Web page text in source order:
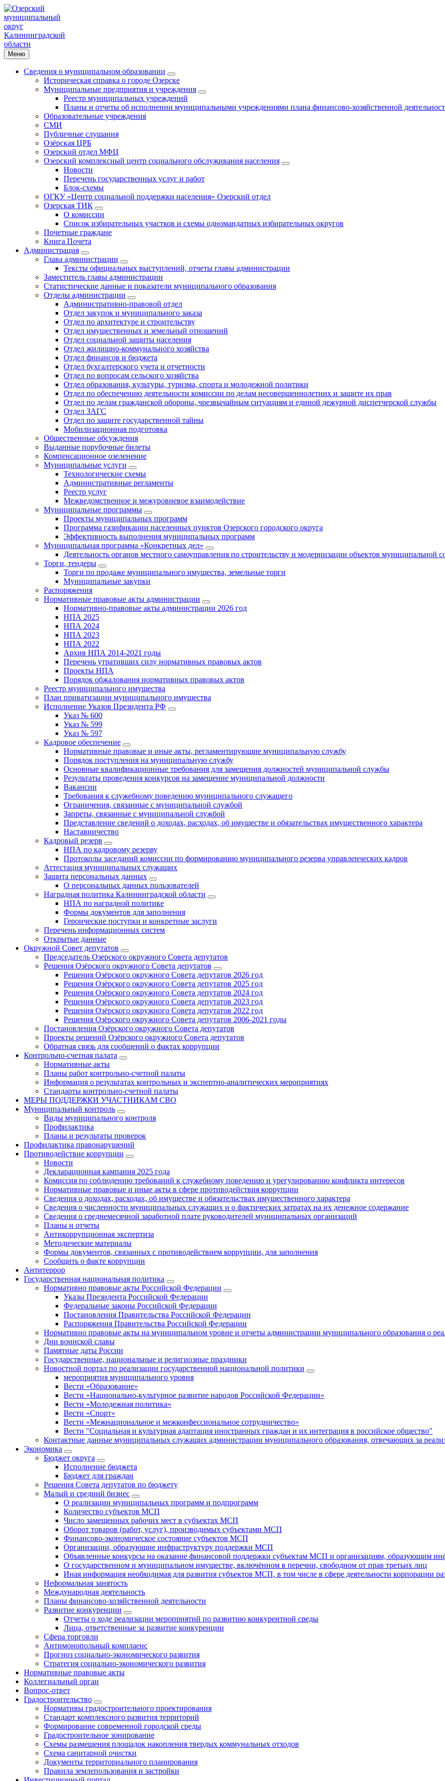
Меню
Сведения о муниципальном образовании
Историческая справка о городе Озерске
Муниципальные предприятия и учреждения
Реестр муниципальных учреждений
Планы и отчеты об исполнении муниципальными учреждениями плана финансово-хозяйственной
Образовательные учреждения
СМИ
Публичные слушания
Озёрская ЦРБ
Озерский отдел МФЦ
Озерский комплексный центр социального обслуживания населения
Новости
Перечень государственных услуг и работ
Блок-схемы
ОГКУ «Центр социальной поддержки населения» Озерский отдел
Озерская ТИК
О комиссии
Список избирательных участков и схемы одномандатных избирательных округов
Почетные граждане
Книга Почета
Администрация
Глава администрации
Тексты официальных выступлений, отчеты главы администрации
Заместитель главы администрации
Статистические данные и показатели муниципального образования
Отделы администрации
Административно-правовой отдел
Отдел закупок и муниципального заказа
Отдел по архитектуре и строительству
Отдел имущественных и земельный отношений
Отдел социальной защиты населения
Отдел жилищно-коммунального хозяйства
Отдел финансов и бюджета
Отдел бухгалтерского учета и отчетности
Отдел по вопросам сельского хозяйства
Отдел образования, культуры, туризма, спорта и молодежной политики
Отдел по обеспечению деятельности комиссии по делам несовершеннолетних и защите их прав
Отдел по делам гражданской обороны, чрезвычайным ситуациям и единой дежурной диспетчерской службы
Отдел ЗАГС
Отдел по защите государственной тайны
Мобилизационная подготовка
Общественные обсуждения
Выданные порубочные билеты
Компенсационное озеленение
Муниципальные услуги
Технологические схемы
Административные регламенты
Реестр услуг
Межведомственное и межуровневое взаимодействие
Муниципальные программы
Проекты муниципальных программ
Программа газификации населенных пунктов Озерского городского округа
Эффективность выполнения муниципальных программ
Муниципальная программа «Конкретных дел»
Деятельность органов местного самоуправления по строительству и модернизации объектов муниципальной
Торги, тендеры
Торги по продаже муниципального имущества, земельные торги
Муниципальные закупки
Распоряжения
Нормативные правовые акты администрации
Нормативно-правовые акты администрации 2026 год
НПА 2025
НПА 2024
НПА 2023
НПА 2022
Архив НПА 2014-2021 годы
Перечень утративших силу нормативных правовых актов
Проекты НПА
Порядок обжалования нормативных правовых актов
Реестр муниципального имущества
План приватизации муниципального имущества
Исполнение Указов Президента РФ
Указ № 600
Указ № 599
Указ № 597
Кадровое обеспечение
Нормативные правовые и иные акты, регламентирующие муниципальную службу
Порядок поступления на муниципальную службу
Основные квалификационные требования для замещения должностей муниципальной службы
Результаты проведения конкурсов на замещение муниципальной должности
Вакансии
Требования к служебному поведению муниципального служащего
Ограничения, связанные с муниципальной службой
Запреты, связанные с муниципальной службой
Представление сведений о доходах, расходах, об имуществе и обязательствах имущественного характера
Наставничество
Кадровый резерв
НПА по кадровому резерву
Протоколы заседаний комиссии по формированию муниципального резерва управленческих кадров
Аттестация муниципальных служащих
Защита персональных данных
О персональных данных пользователей
Наградная политика Калининградской области
НПА по наградной политике
Формы документов для заполнения
Героические поступки и конкретные заслуги
Перечень информационных систем
Открытые данные
Окружной Совет депутатов
Председатель Озерского окружного Совета депутатов
Решения Озёрского окружного Совета депутатов
Решения Озёрского окружного Совета депутатов 2026 год
Решения Озёрского окружного Совета депутатов 2025 год
Решения Озёрского окружного Совета депутатов 2024 год
Решения Озёрского окружного Совета депутатов 2023 год
Решения Озёрского окружного Совета депутатов 2022 год
Решения Озёрского окружного Совета депутатов 2006-2021 годы
Постановления Озёрского окружного Совета депутатов
Проекты решений Озёрского окружного Совета депутатов
Обратная связь для сообщений о фактах коррупции
Контрольно-счетная палата
Нормативные акты
Планы работ контрольно-счетной палаты
Информация о результатах контрольных и экспертно-аналитических мероприятиях
Стандарты контрольно-счетной палаты
МЕРЫ ПОДДЕРЖКИ УЧАСТНИКАМ СВО
Муниципальный контроль
Виды муниципального контроля
Профилактика
Планы и результаты проверок
Профилактика правонарушений
Противодействие коррупции
Новости
Декларационная кампания 2025 года
Комиссия по соблюдению требований к служебному поведению и урегулированию конфликта интересов
Нормативные правовые и иные акты в сфере противодействия коррупции
Сведения о доходах, расходах, об имуществе и обязательствах имущественного характера
Сведения о численности муниципальных служащих и о фактических затратах на их денежное содержание
Сведения о среднемесячной заработной плате руководителей муниципальных организаций
Планы и отчеты
Антикоррупционная экспертиза
Методические материалы
Формы документов, связанных с противодействием коррупции, для заполнения
Сообщить о факте коррупции
Антитеррор
Государственная национальная политика
Нормативно правовые акты Российской Федерации
Указы Президента Российской Федерации
Федеральные законы Российской Федерации
Постановления Правительства Российской Федерации
Распоряжения Правительства Российской Федерации
Нормативно правовые акты на муниципальном уровне и отчеты администрации муниципального образования о
Дни воинской славы
Памятные даты России
Государственные, национальные и религиозные праздники
Новостной портал по реализации государственной национальной политики
мероприятия муниципального уровня
Вести «Образование»
Вести «Национально-культурное развитие народов Российской Федерации»
Вести «Молодежная политика»
Вести «Спорт»
Вести «Межнациональное и межконфессиональное сотрудничество»
Вести "Социальная и культурная адаптация иностранных граждан и их интеграция в российское общество"
Контактные данные муниципальных служащих администрации муниципального образования, отвечающих за
Экономика
Бюджет округa
Исполнение бюджета
Бюджет для граждан
Решения Совета депутатов по бюджету
Малый и средний бизнес
О реализации муниципальных программ и подпрограмм
Количество субъектов МСП
Число замещенных рабочих мест в субъектах МСП
Оборот товаров (работ, услуг), производимых субъектами МСП
Финансово-экономическое состояние субъектов МСП
Организации, образующие инфраструктуру поддержки МСП
Объявленные конкурсы на оказание финансовой поддержки субъектам МСП и организациям, образующим
О государственном и муниципальном имуществе, включённом в перечни, свободном от прав третьих лиц
Иная информация необходимая для развития субъектов МСП, в том числе в сфере деятельности корпорации
Неформальная занятость
Международная деятельность
Планы финансово-хозяйственной деятельности
Развитие конкуренции
Отчеты о ходе реализации мероприятий по развитию конкурентной среды
Лица, ответственные за развитие конкуренции
Сфера торговли
Антимонопольный комплаенс
Прогноз социально-экономического развития
Стратегия социально-экономического развития
Нормативные правовые акты
Коллегиальный орган
Вопрос-ответ
Градостроительство
Нормативы градостроительного проектирования
Стандарт комплексного развития территорий
Формирование современной городской среды
Градостроительное зонирование
Схемы размещения площадок накопления твердых коммунальных отходов
Схема санитарной очистки
Документы территориального планирования
Правила землепользования и застройки